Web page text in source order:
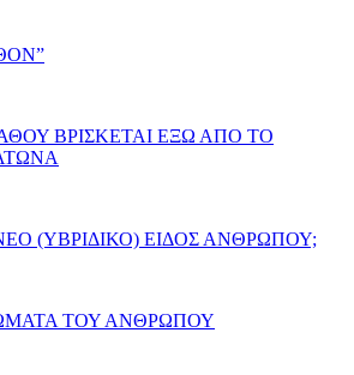
ΒΡΙΣΚΕΤΑΙ ΕΞΩ ΑΠΟ ΤΟ
(ΥΒΡΙΔΙΚΟ) ΕΙΔΟΣ ΑΝΘΡΩΠΟΥ;
ΤΟΥ ΑΝΘΡΩΠΟΥ